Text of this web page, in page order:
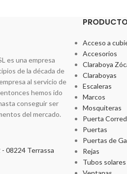
es una empresa
de la década de
al servicio de
hemos ido
conseguir ser
del mercado.
08224 Terrassa
Acceso a
Accesorios
Claraboya
Claraboyas
Escaleras
Marcos
Mosquiteras
Puerta
Puertas
Puertas de
Rejas
Tubos solares